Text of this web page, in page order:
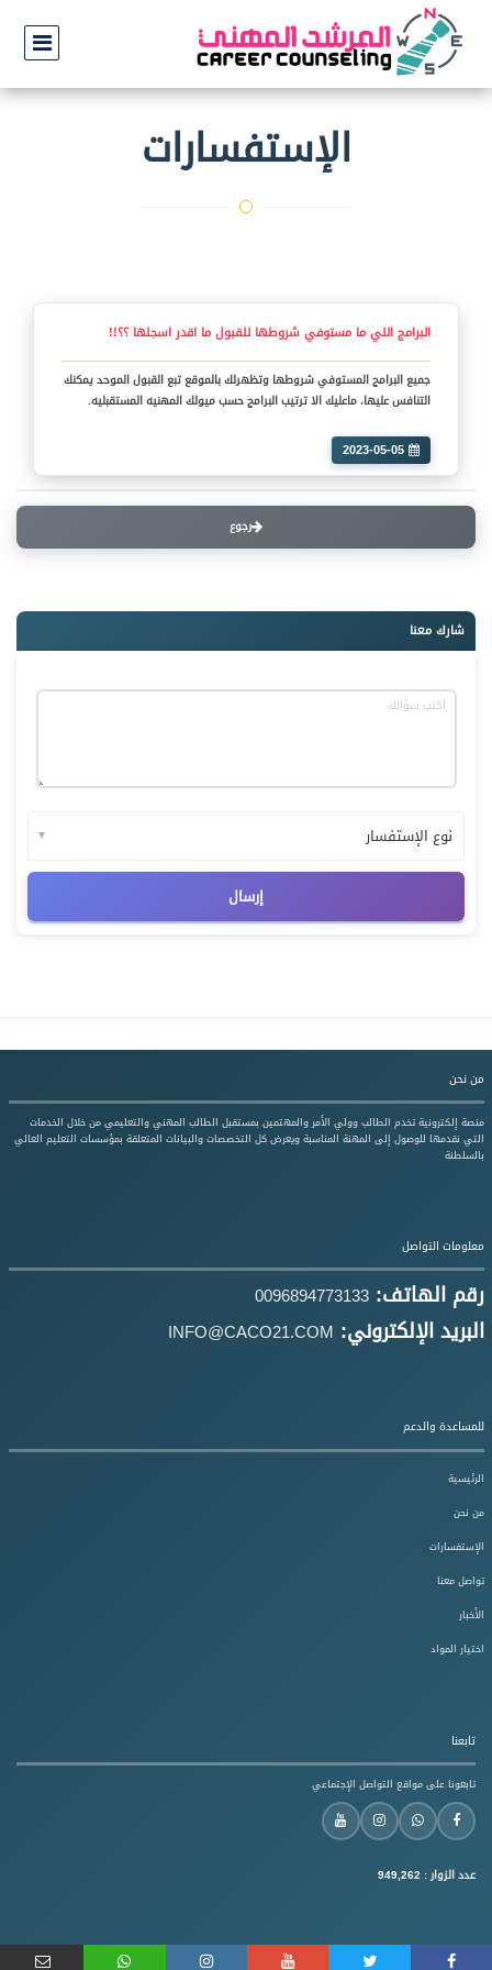
الإستفسارات
البرامج اللي ما مستوفي شروطها للقبول ما اقدر اسجلها ؟؟!!
جميع البرامج المستوفي شروطها وتظهرلك بالموقع تبع القبول الموحد يمكنك
التنافس عليها، ماعليك الا ترتيب البرامج حسب ميولك المهنيه المستقبليه.
رجوع
شارك معنا
▼
من نحن
منصة إلكترونية تخدم الطالب وولي الأمر والمهتمين بمستقبل الطالب المهني والتعليمي من خلال الخدمات
التي نقدمها للوصول إلى المهنة المناسبة ويعرض كل التخصصات والبيانات المتعلقة بمؤسسات التعليم العالي
بالسلطنة
معلومات التواصل
رقم الهاتف:0096894773133
البريد الإلكتروني: INFO@CACO21.COM
للمساعدة والدعم
الرئيسية
من نحن
الإستفسارات
تواصل معنا
الأخبار
اختيار المواد
تابعنا
تابعونا على مواقع التواصل الإجتماعي
عدد الزوار : 949,262